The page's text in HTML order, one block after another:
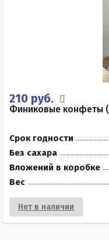
210 руб.
Финиковые конфеты
Срок годности
Без сахара
Вложений в коробке
Вес
Нет в наличии